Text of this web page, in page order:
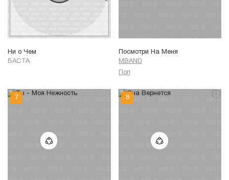
Ни о Чем
БАСТА
Посмотри На Меня
MBAND
Поп